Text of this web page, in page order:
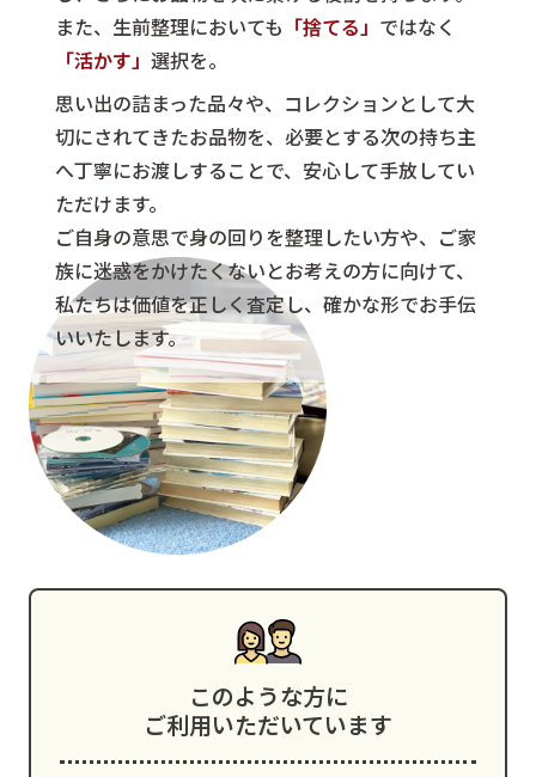
また、生前整理においても 「捨てる」 ではなく
「活かす」 選択を。
思い出の詰まった品々や、コレクションとして大
切にされてきたお品物を、 必要とする次の持ち主
へ丁寧にお渡しすることで、 安心して手放してい
ただけます。
ご自身の意思で身の回りを整理したい方や、
ご家
族に迷惑をかけたくないとお考えの方に向けて、
私たちは価値を正しく査定し、確かな形でお手伝
いいたします。
このような方に
ご利用いただいています